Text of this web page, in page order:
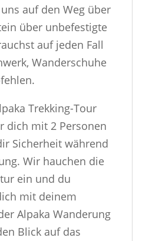
auf den Weg über
über unbefestigte
auf jeden Fall
Wanderschuhe
Trekking-Tour
dich mit 2 Personen
Sicherheit während
Wir hauchen die
ein und du
mit deinem
Alpaka Wanderung
Blick auf das